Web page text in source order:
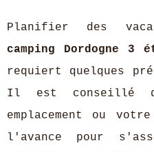
Planifier des
camping Dordogne 3
requiert quelques
Il est conseillé
emplacement ou votre
l'avance pour